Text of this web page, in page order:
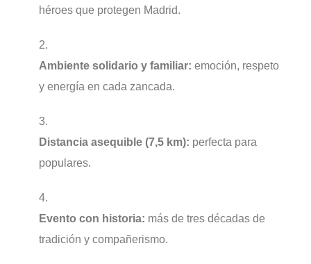
héroes que protegen Madrid.
Ambiente solidario y familiar: emoción, respeto
y energía en cada zancada.
Distancia asequible (7,5 km): perfecta para
populares.
Evento con historia: más de tres décadas de
tradición y compañerismo.